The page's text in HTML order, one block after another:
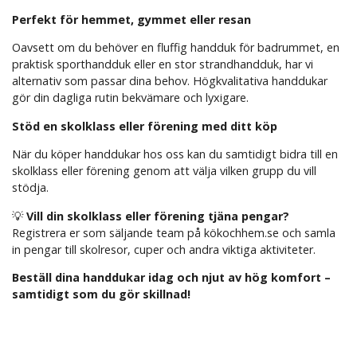
Perfekt för hemmet, gymmet eller resan
Oavsett om du behöver en fluffig handduk för badrummet, en
praktisk sporthandduk eller en stor strandhandduk, har vi
alternativ som passar dina behov. Högkvalitativa handdukar
gör din dagliga rutin bekvämare och lyxigare.
Stöd en skolklass eller förening med ditt köp
När du köper handdukar hos oss kan du samtidigt bidra till en
skolklass eller förening genom att välja vilken grupp du vill
stödja.
💡Vill din skolklass eller förening tjäna pengar?
Registrera er som säljande team på kökochhem.se och samla
in pengar till skolresor, cuper och andra viktiga aktiviteter.
Beställ dina handdukar idag och njut av hög komfort –
samtidigt som du gör skillnad!